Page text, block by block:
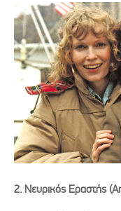
2. Νευρικός Εραστής